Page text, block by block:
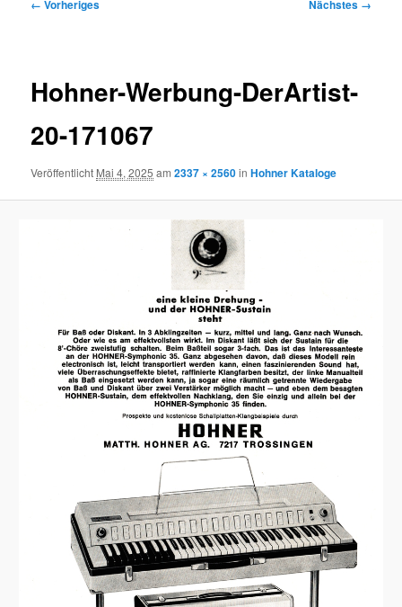
← Vorheriges Nächstes →
Hohner-Werbung-DerArtist-
20-171067
Veröffentlicht Mai 4, 2025 am2337 × 2560inHohner Kataloge